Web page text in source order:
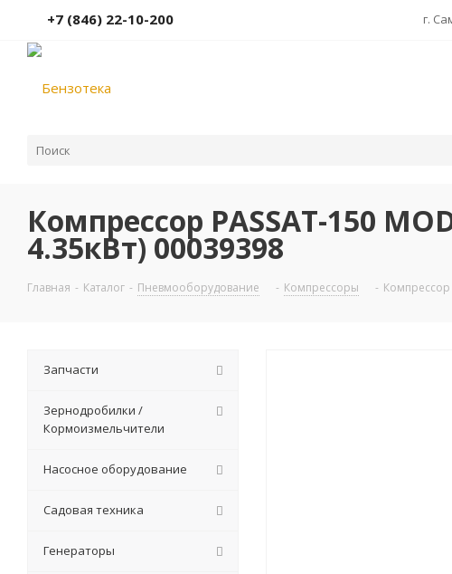
+7 (846) 22-10-200 г.
Компрессор PASSAT-150
4.35кВт) 00039398
Главная - Каталог - Пневмооборудование - Компрессоры - Компрессор
Запчасти
Зернодробилки /
Кормоизмельчители
Насосное оборудование
Садовая техника
Генераторы